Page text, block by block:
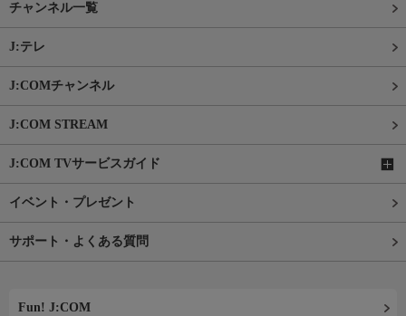
チャンネル一覧
J:テレ
J:COMチャンネル
J:COM STREAM
J:COM TVサービスガイド
イベント・プレゼント
サポート・よくある質問
Fun! J:COM